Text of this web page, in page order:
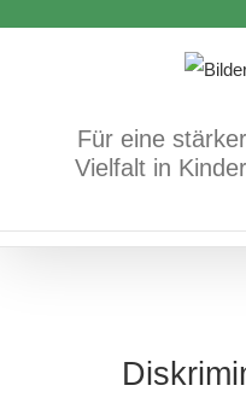
Für eine
Vielfalt in